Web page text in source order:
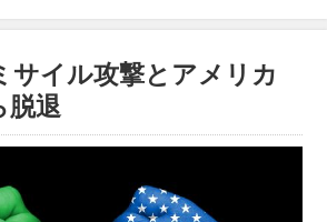
サイル攻撃とアメリカ
脱退